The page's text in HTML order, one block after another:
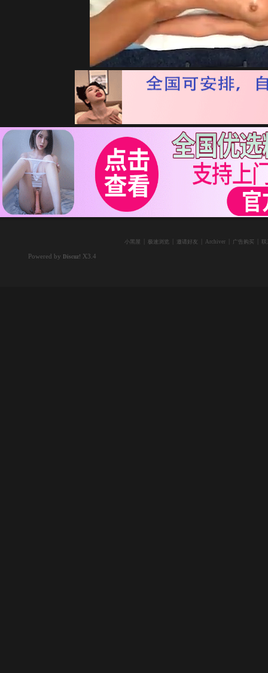
小黑屋 极速浏览 邀请好友 Archiver 广告购买
Powered by Discuz! X3.4